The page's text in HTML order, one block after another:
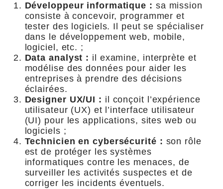
Développeur informatique : sa mission
consiste à concevoir, programmer et
tester des logiciels. Il peut se spécialiser
dans le développement web, mobile,
logiciel, etc. ;
Data analyst : il examine, interprète et
modélise des données pour aider les
entreprises à prendre des décisions
éclairées.
Designer UX/UI : il conçoit l’expérience
utilisateur (UX) et l’interface utilisateur
(UI) pour les applications, sites web ou
logiciels ;
Technicien en cybersécurité : son rôle
est de protéger les systèmes
informatiques contre les menaces, de
surveiller les activités suspectes et de
corriger les incidents éventuels.